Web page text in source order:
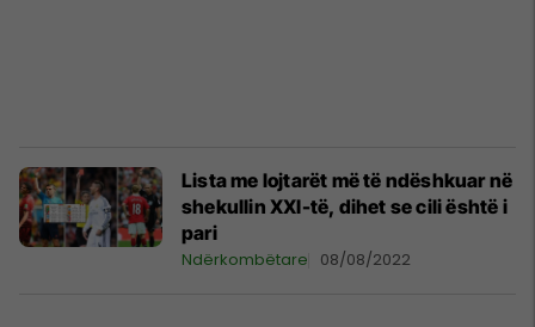
Lista me lojtarët më të ndëshkuar në
shekullin XXI-të, dihet se cili është i
pari
Ndërkombëtare 08/08/2022